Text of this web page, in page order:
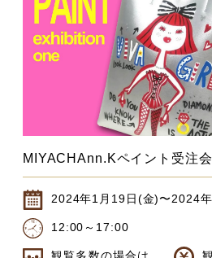
MIYACHAnn.Kペイント受
2024年1月19日(金)〜2024年
12:00～17:00